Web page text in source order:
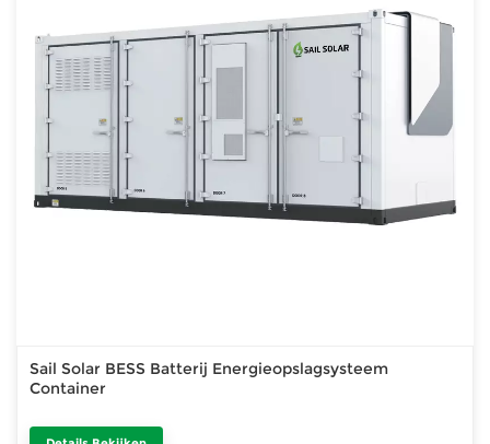
Sail Solar BESS Batterij Energieopslagsysteem
Container